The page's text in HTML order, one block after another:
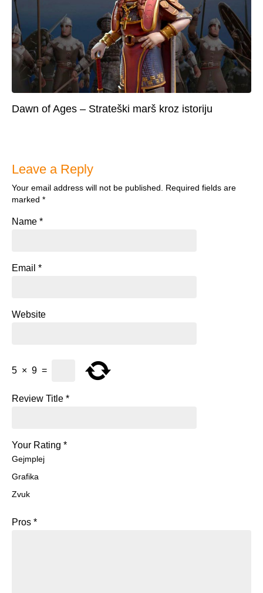
Dawn of Ages – Strateški marš kroz istoriju
Leave a Reply
Your email address will not be published. Required fields are
marked *
Name *
Email *
Website
5 × 9 =
Review Title *
Your Rating *
Gejmplej
Grafika
Zvuk
Pros *